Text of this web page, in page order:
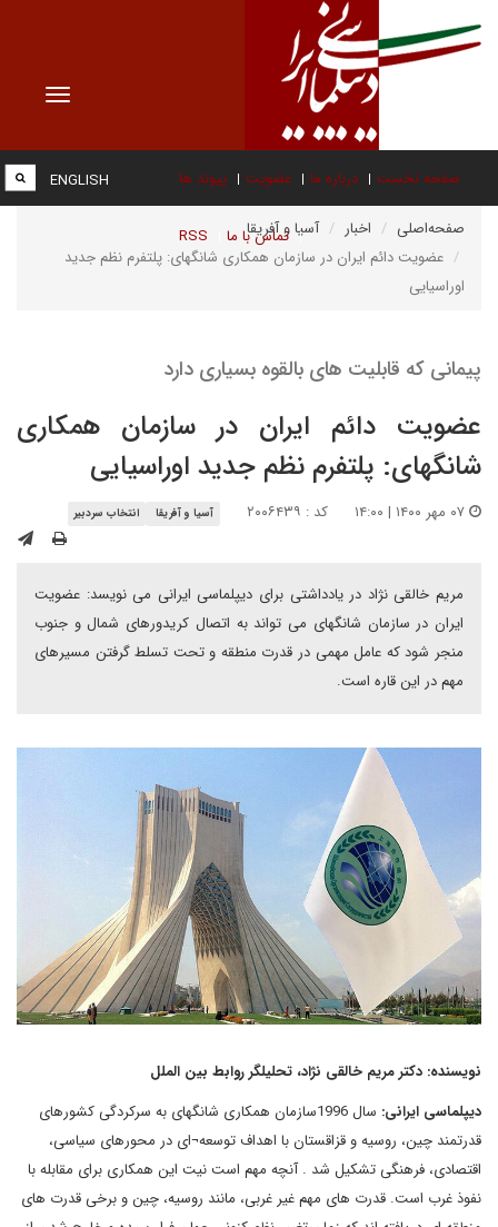
Toggle
صفحه نخست درباره ما عضویت پیوند ها
تماس با ما RSS
ENGLISH
صفحه‌اصلی اخبار
آسیا و آفریقا
عضویت دائم ایران در سازمان همکاری شانگهای: پلتفرم نظم جدید
اوراسیایی
پیمانی که قابلیت های بالقوه بسیاری دارد
عضویت دائم ایران در سازمان همکاری
شانگهای: پلتفرم نظم جدید اوراسیایی
کد : ۲۰۰۶۴۳۹ آسیا و آفریقا انتخاب سردبیر
مریم خالقی نژاد در یادداشتی برای دیپلماسی ایرانی می نویسد: عضویت
ایران در سازمان شانگهای می تواند به اتصال کریدورهای شمال و جنوب
منجر شود که عامل مهمی در قدرت منطقه و تحت تسلط گرفتن مسیرهای
مهم در این قاره است.
نویسنده: دکتر مریم خالقی نژاد، تحلیلگر روابط بین الملل
دیپلماسی ایرانی:
سال 1996سازمان همکاری شانگهای به سرکردگی کشورهای
قدرتمند چین، روسیه و قزاقستان با اهداف توسعه¬ای در محورهای سیاسی،
اقتصادی، فرهنگی تشکیل شد . آنچه مهم است نیت این همکاری برای مقابله با
نفوذ غرب است. قدرت های مهم غیر غربی، مانند روسیه، چین و برخی قدرت های